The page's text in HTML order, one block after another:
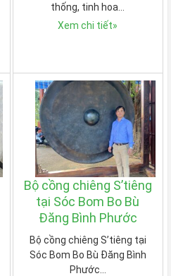
thống, tinh hoa…
Xem chi tiết»
Bộ cồng chiêng S’tiêng
tại Sóc Bom Bo Bù
Đăng Bình Phước
Bộ cồng chiêng S’tiêng tại
Sóc Bom Bo Bù Đăng Bình
Phước…